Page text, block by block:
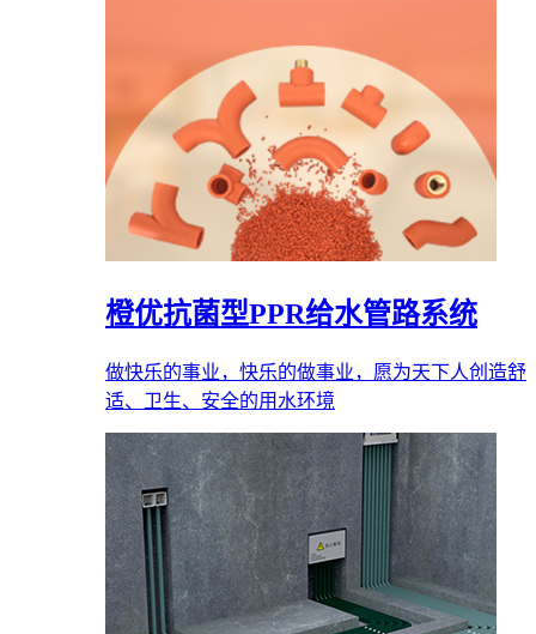
橙优抗菌型PPR给水管路系统
做快乐的事业，快乐的做事业，愿为天下人创造舒
适、卫生、安全的用水环境